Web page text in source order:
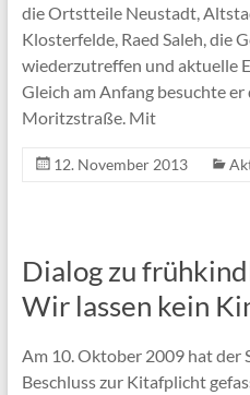
die Ortstteile Neustadt,
Klosterfelde, Raed Saleh, die
wiederzutreffen und aktuelle
Gleich am Anfang besuchte
Moritzstraße. Mit
12. November 2013
Dialog zu
Wir lassen kein
Am 10. Oktober 2009 hat der
Beschluss zur Kitafplicht